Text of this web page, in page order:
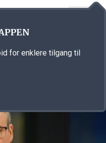
for enklere tilgang til